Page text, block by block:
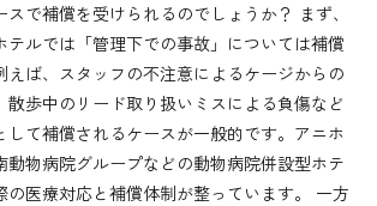
で補償を受けられるのでしょうか？ まず、
テルでは「管理下での事故」については補償
えば、スタッフの不注意によるケージからの
散歩中のリード取り扱いミスによる負傷など
して補償されるケースが一般的です。アニホ
動物病院グループなどの動物病院併設型ホテ
の医療対応と補償体制が整っています。 一方